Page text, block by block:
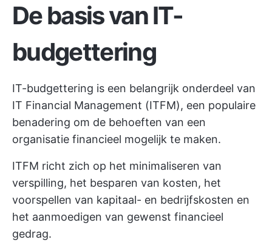
De basis van IT-
budgettering
IT-budgettering is een belangrijk onderdeel van
IT Financial Management (ITFM), een populaire
benadering om de behoeften van een
organisatie financieel mogelijk te maken.
ITFM richt zich op het minimaliseren van
verspilling, het besparen van kosten, het
voorspellen van kapitaal- en bedrijfskosten en
het aanmoedigen van gewenst financieel
gedrag.